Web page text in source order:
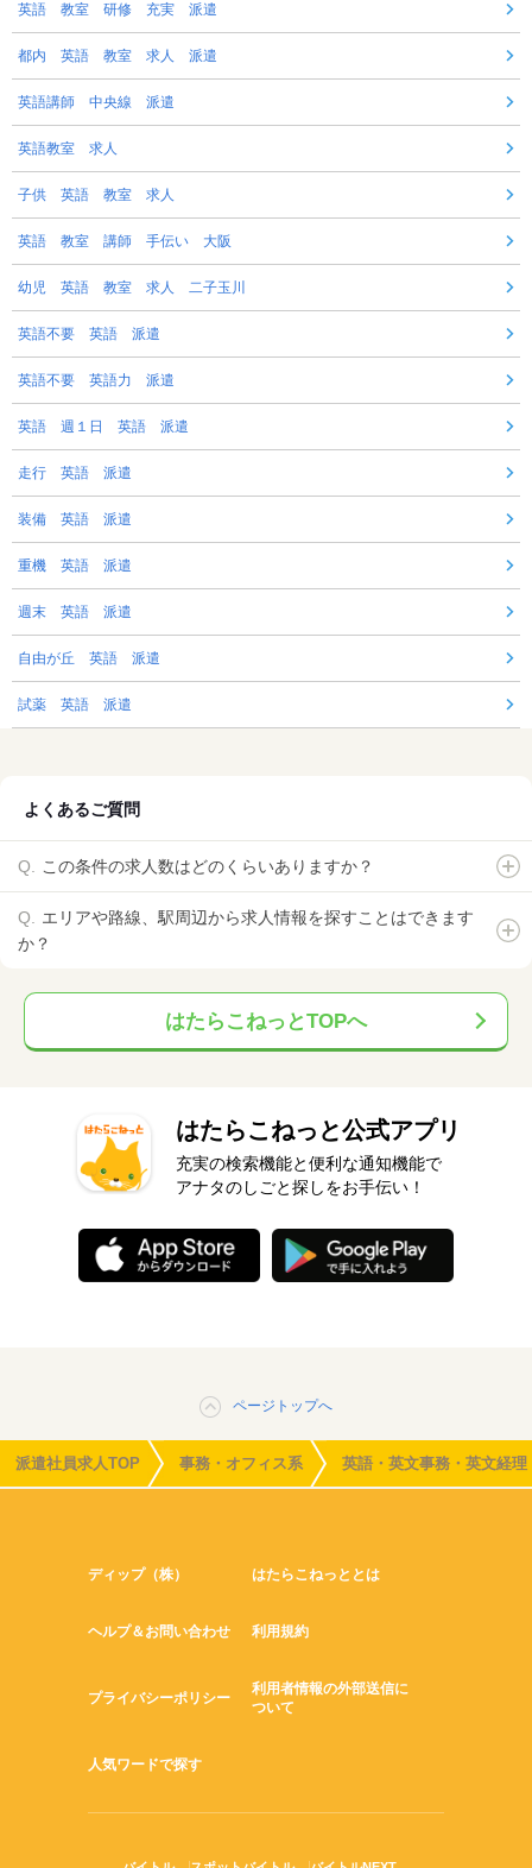
英語 教室 研修 充実 派遣
都内 英語 教室 求人 派遣
英語講師 中央線 派遣
英語教室 求人
子供 英語 教室 求人
英語 教室 講師 手伝い 大阪
幼児 英語 教室 求人 二子玉川
英語不要 英語 派遣
英語不要 英語力 派遣
英語 週１日 英語 派遣
走行 英語 派遣
装備 英語 派遣
重機 英語 派遣
週末 英語 派遣
自由が丘 英語 派遣
試薬 英語 派遣
よくあるご質問
この条件の求人数はどのくらいありますか？
エリアや路線、駅周辺から求人情報を探すことはできます
か？
はたらこねっとTOPへ
はたらこねっと公式アプリ
充実の検索機能と便利な通知機能で
アナタのしごと探しをお手伝い！
ページトップへ
派遣社員求人TOP 事務・オフィス系 英語・英文事務・英文経理
ディップ（株） はたらこねっととは
ヘルプ＆お問い合わせ 利用規約
プライバシーポリシー
利用者情報の外部送信に
ついて
人気ワードで探す